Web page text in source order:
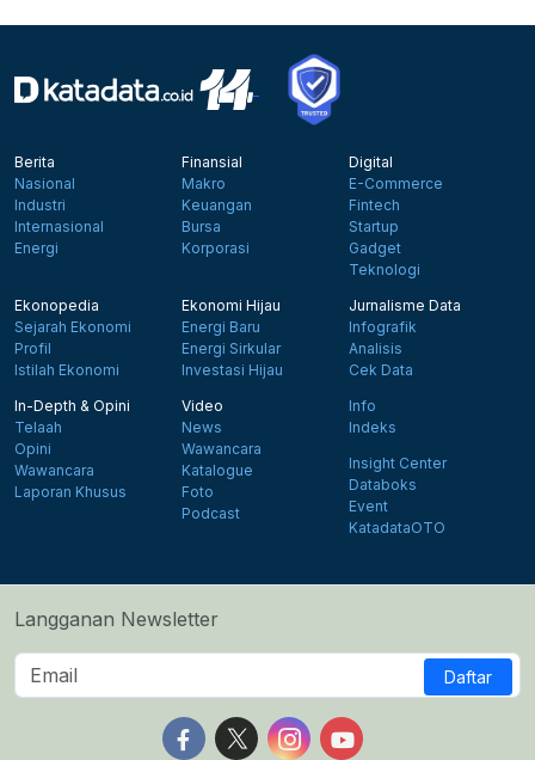
Berita
Nasional
Industri
Internasional
Energi
Finansial
Makro
Keuangan
Bursa
Korporasi
Digital
E-Commerce
Fintech
Startup
Gadget
Teknologi
Ekonopedia
Sejarah Ekonomi
Profil
Istilah Ekonomi
Ekonomi Hijau
Energi Baru
Energi Sirkular
Investasi Hijau
Jurnalisme Data
Infografik
Analisis
Cek Data
In-Depth & Opini
Telaah
Opini
Wawancara
Laporan Khusus
Video
News
Wawancara
Katalogue
Foto
Podcast
Info
Indeks
Insight Center
Databoks
Event
KatadataOTO
Langganan Newsletter
Daftar
Follow us on Facebook
Follow us on X
Follow us on Instagram
Follow us on